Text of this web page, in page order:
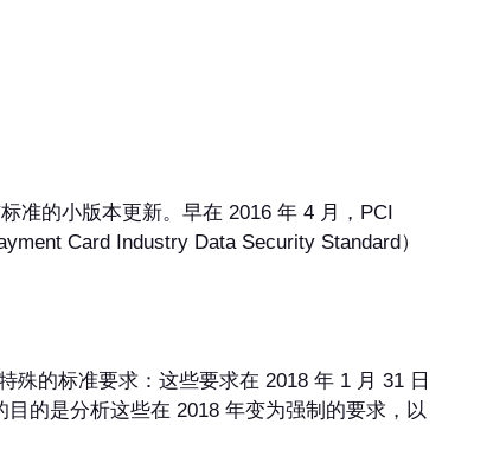
准的小版本更新。早在 2016 年 4 月，PCI
Card Industry Data Security Standard）
的标准要求：这些要求在 2018 年 1 月 31 日
的是分析这些在 2018 年变为强制的要求，以